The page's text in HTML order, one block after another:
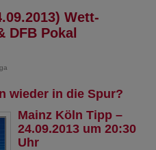
Wett-
DFB Pokal
wieder in die Spur?
Mainz Köln Tipp –
24.09.2013 um 20:30
Uhr